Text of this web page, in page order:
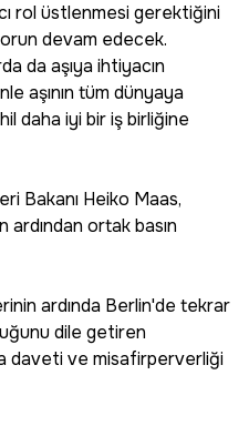
rol üstlenmesi gerektiğini
devam edecek.
da aşıya ihtiyacın
aşının tüm dünyaya
daha iyi bir iş birliğine
Bakanı Heiko Maas,
ortak basın
ardında Berlin'de tekrar
dile getiren
daveti ve misafirperverliği